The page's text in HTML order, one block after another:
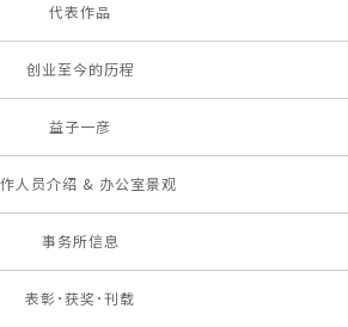
代表作品
创业至今的历程
益子一彦
人员介绍 & 办公室景观
事务所信息
表彰･获奖･刊载